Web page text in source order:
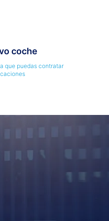
coche
que puedas contratar